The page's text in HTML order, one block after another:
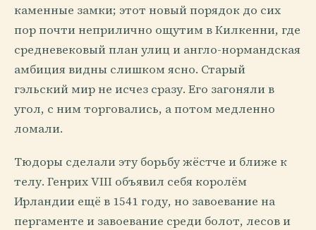
каменные замки; этот новый порядок до сих
пор почти неприлично ощутим в Килкенни, где
средневековый план улиц и англо-нормандская
амбиция видны слишком ясно. Старый
гэльский мир не исчез сразу. Его загоняли в
угол, с ним торговались, а потом медленно
ломали.
Тюдоры сделали эту борьбу жёстче и ближе к
телу. Генрих VIII объявил себя королём
Ирландии ещё в 1541 году, но завоевание на
пергаменте и завоевание среди болот, лесов и